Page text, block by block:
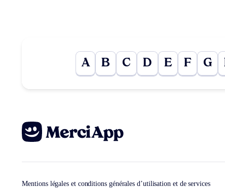
A B C D E F G
Mentions légales et conditions générales d’utilisation et de services